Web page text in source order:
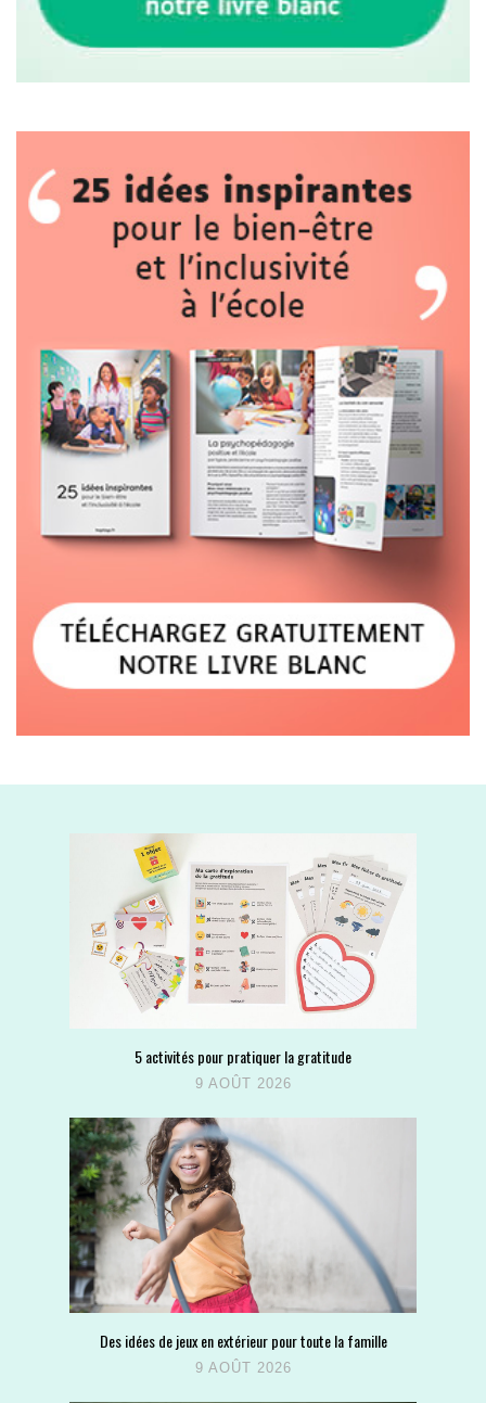
5 activités pour pratiquer la gratitude
9 AOÛT 2026
Des idées de jeux en extérieur pour toute la famille
9 AOÛT 2026